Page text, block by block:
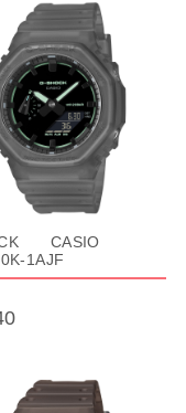
CASIO
1AJF